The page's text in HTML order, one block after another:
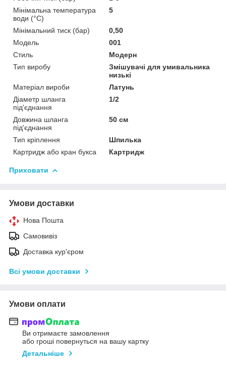
Мінімальна температура
води (°C)
5
Мінімальний тиск (бар)
0,50
Мoдель
001
Стиль
Модерн
Тип виробу
Змішувачі для умивальника
низькі
Матеріал вироби
Латунь
Діаметр шланга
під'єднання
1/2
Довжина шланга
під'єднання
50 см
Тип кріплення
Шпилька
Картридж або кран букса
Картридж
Приховати
Умови доставки
Нова Пошта
Самовивіз
Доставка кур'єром
Всі умови доставки
Умови оплати
Ви отримаєте замовлення
або гроші повернуться на вашу картку
Детальніше